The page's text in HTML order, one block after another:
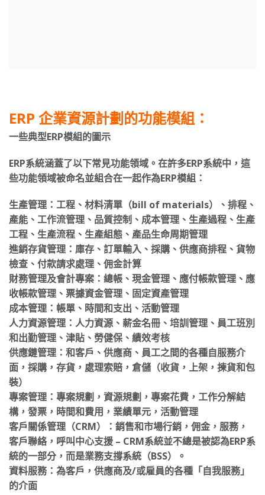
ERP 企業資源計劃的功能模組：
一些典型ERP模組的圖示
ERP系統涵蓋了以下常見功能領域。在許多ERP系統中，這
些功能領域被命名並組合在一起作為ERP模組：
生產管理：工程、材料清單（bill of materials）、排程、
產能、工作流管理、品質控制、成本管理、生產過程、生產
工程、生產流程、生產組態、產品生命周期管理
進銷存貨管理：庫存、訂單輸入、採購、供應商排程、貨物
檢查、付款請求處理、佣金計算
財務管理及會計專案：總帳、現金管理、應付帳款管理、應
收帳款管理、票據資金管理、固定資產管理
成本管理：帳單、時間和支出、活動管理
人力資源管理：人力資源、薪金名冊、培訓管理、員工班別
和出勤管理、津貼、勞健保、績效考核
供應鏈管理：和客戶、供應商、員工之間的各種自服務介
面，採購，存貨，處理索賠，倉儲（收貨，上架，揀貨和包
裝）
專案管理：專案規劃，資源規劃，專案花費，工作分解結
構，發票，時間和費用，業績單元，活動管理
客戶關係管理（CRM）：銷售和市場行銷，佣金，服務，
客戶聯絡，呼叫中心支援 – CRM系統並不總是被認為ERP系
統的一部分，而是業務支撐系統（BSS）。
資料服務：為客戶，供應商及/或雇員的各種「自我服務」
的介面